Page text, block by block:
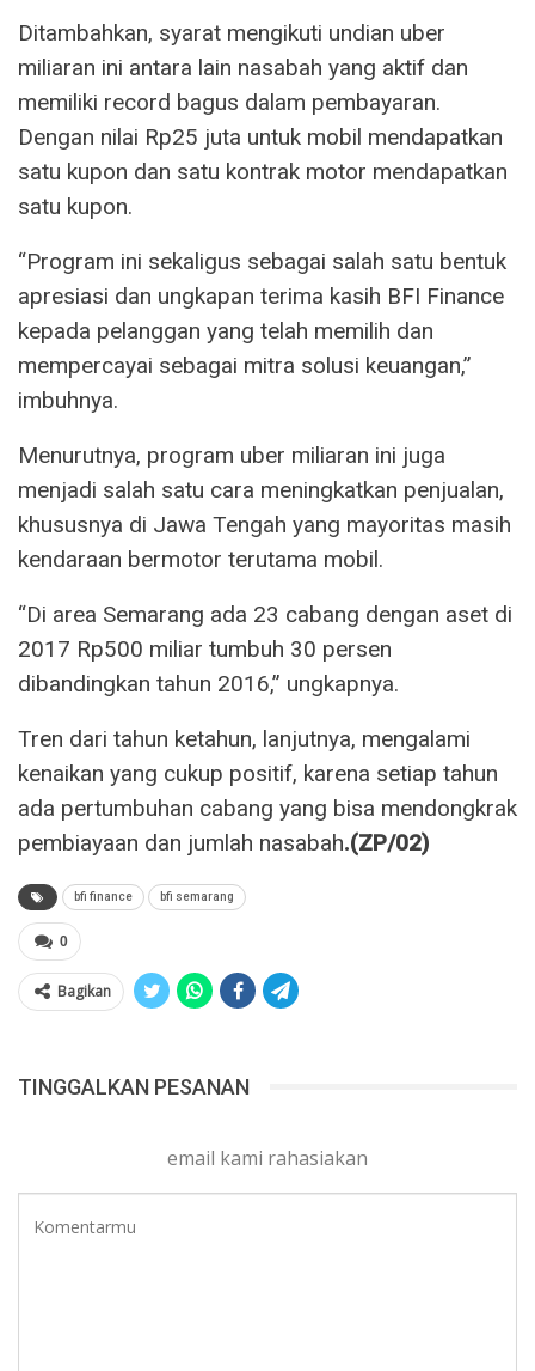
Ditambahkan, syarat mengikuti undian uber
miliaran ini antara lain nasabah yang aktif dan
memiliki record bagus dalam pembayaran.
Dengan nilai Rp25 juta untuk mobil mendapatkan
satu kupon dan satu kontrak motor mendapatkan
satu kupon.
“Program ini sekaligus sebagai salah satu bentuk
apresiasi dan ungkapan terima kasih BFI Finance
kepada pelanggan yang telah memilih dan
mempercayai sebagai mitra solusi keuangan,”
imbuhnya.
Menurutnya, program uber miliaran ini juga
menjadi salah satu cara meningkatkan penjualan,
khususnya di Jawa Tengah yang mayoritas masih
kendaraan bermotor terutama mobil.
“Di area Semarang ada 23 cabang dengan aset di
2017 Rp500 miliar tumbuh 30 persen
dibandingkan tahun 2016,” ungkapnya.
Tren dari tahun ketahun, lanjutnya, mengalami
kenaikan yang cukup positif, karena setiap tahun
ada pertumbuhan cabang yang bisa mendongkrak
pembiayaan dan jumlah nasabah.(ZP/02)
bfi finance bfi semarang
0
Bagikan
TINGGALKAN PESANAN
email kami rahasiakan